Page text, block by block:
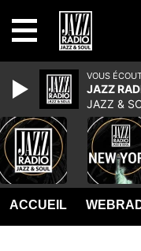
ACCUEIL
VOUS
JAZZ
JAZZ &